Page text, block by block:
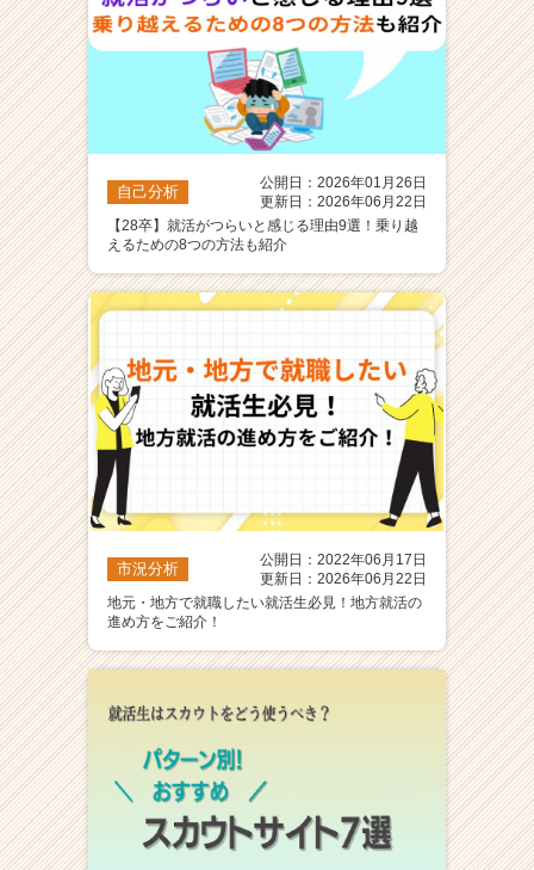
自己分析
公開日：2026年01月26日
更新日：2026年06月22日
【28卒】就活がつらいと感じる理由9選！乗り越
えるための8つの方法も紹介
市況分析
公開日：2022年06月17日
更新日：2026年06月22日
地元・地方で就職したい就活生必見！地方就活の
進め方をご紹介！